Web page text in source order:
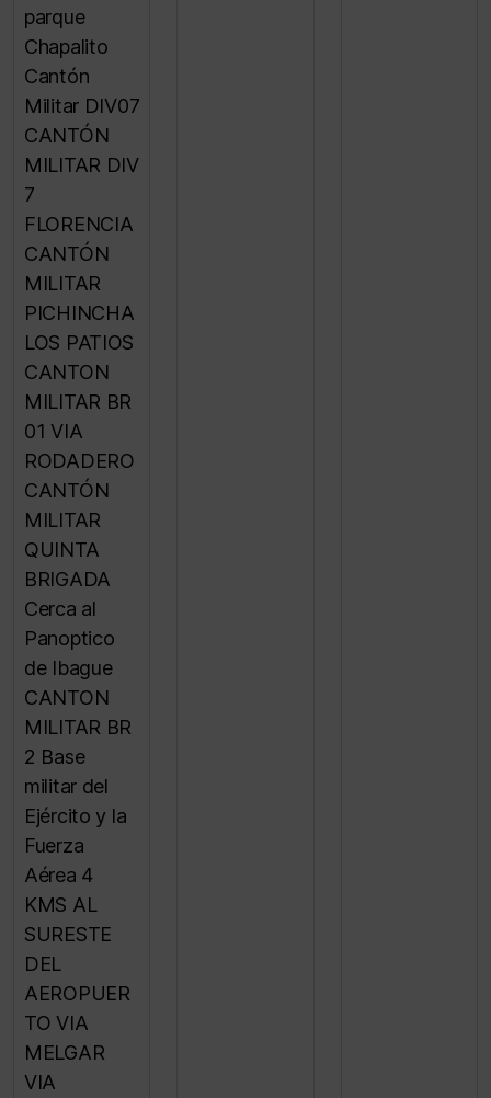
parque
Chapalito
Cantón
Militar DIV07
CANTÓN
MILITAR DIV
7
FLORENCIA
CANTÓN
MILITAR
PICHINCHA
LOS PATIOS
CANTON
MILITAR BR
01 VIA
RODADERO
CANTÓN
MILITAR
QUINTA
BRIGADA
Cerca al
Panoptico
de Ibague
CANTON
MILITAR BR
2 Base
militar del
Ejército y la
Fuerza
Aérea 4
KMS AL
SURESTE
DEL
AEROPUER
TO VIA
MELGAR
VIA